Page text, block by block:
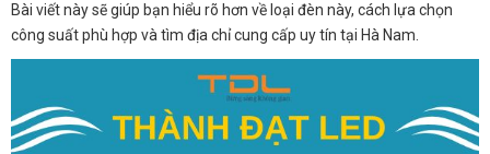
Bài viết này sẽ giúp bạn hiểu rõ hơn về loại đèn này, cách lựa chọn
công suất phù hợp và tìm địa chỉ cung cấp uy tín tại Hà Nam.